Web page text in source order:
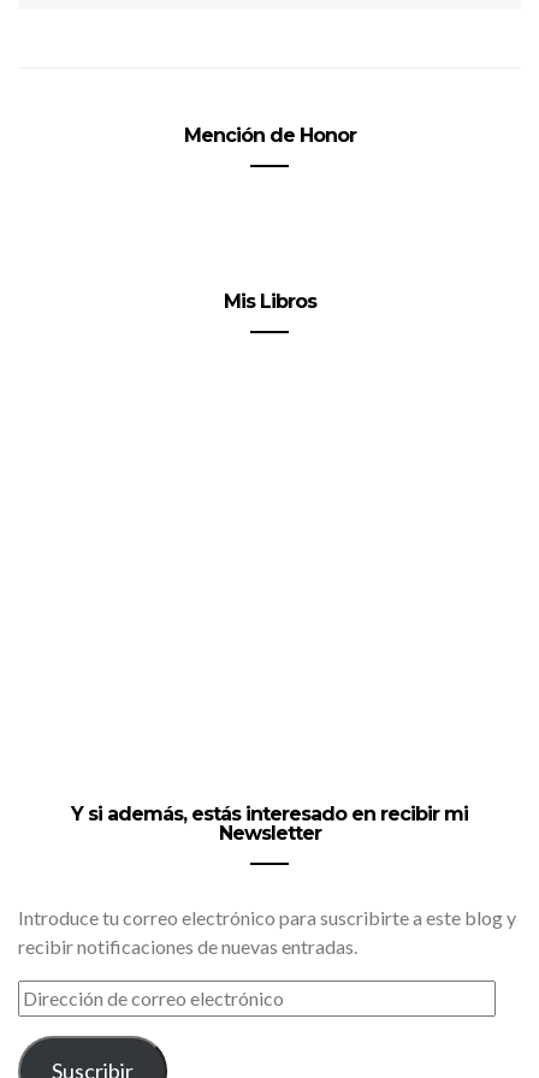
Mención de Honor
Mis Libros
Y si además, estás interesado en recibir mi
Newsletter
Introduce tu correo electrónico para suscribirte a este blog y
recibir notificaciones de nuevas entradas.
DIRECCIÓN
DE
CORREO
ELECTRÓNICO
Suscribir